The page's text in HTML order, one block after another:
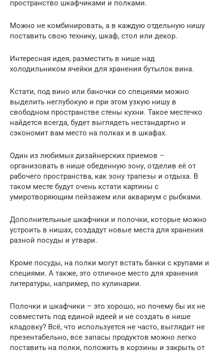
пространство шкафчиками и полками.
Можно не комбинировать, а в каждую отдельную нишу
поставить свою технику, шкаф, стол или декор.
Интересная идея, разместить в нише над
холодильником ячейки для хранения бутылок вина.
Кстати, под вино или баночки со специями можно
выделить неглубокую и при этом узкую нишу в
свободном пространстве стены кухни. Такое местечко
найдется всегда, будет выглядеть нестандартно и
сэкономит вам место на полках и в шкафах.
Один из любимых дизайнерских приемов –
организовать в нише обеденную зону, отделив её от
рабочего пространства, как зону трапезы и отдыха. В
таком месте будут очень кстати картины с
умиротворяющим пейзажем или аквариум с рыбками.
Дополнительные шкафчики и полочки, которые можно
устроить в нишах, создадут новые места для хранения
разной посуды и утвари.
Кроме посуды, на полки могут встать банки с крупами и
специями. А также, это отличное место для хранения
литературы, например, по кулинарии.
Полочки и шкафчики – это хорошо, но почему бы их не
совместить под единой идеей и не создать в нише
кладовку? Всё, что используется не часто, выглядит не
презентабельно, все запасы продуктов можно легко
поставить на полки, положить в корзины и закрыть от